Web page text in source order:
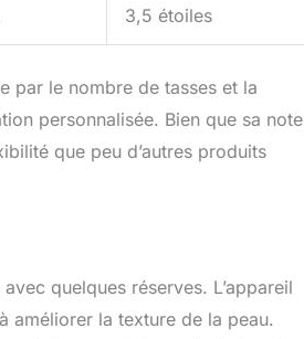
3,5 étoiles
par le nombre de tasses et la
personnalisée. Bien que sa note
que peu d’autres produits
quelques réserves. L’appareil
améliorer la texture de la peau.